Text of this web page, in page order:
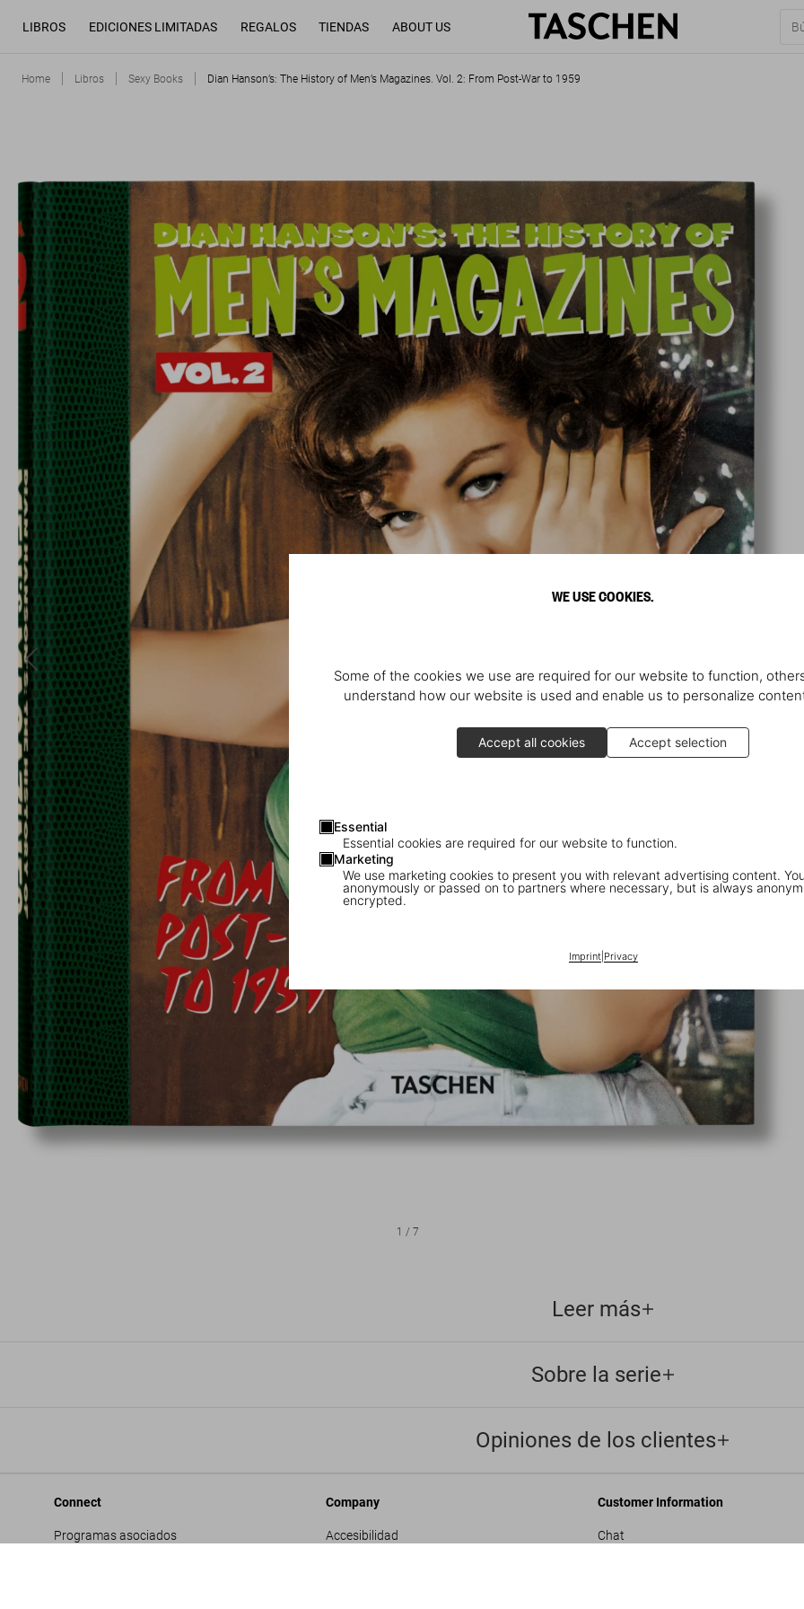
WE USE COOKIES.
Some of the cookies we use are required for our website to function,
understand how our website is used and enable us to personalize
Accept all cookies Accept selection
Essential
Essential cookies are required for our website to function.
Marketing
We use marketing cookies to present you with relevant advertising content.
anonymously or passed on to partners where necessary, but is always
encrypted.
Imprint| Privacy
LIBROS EDICIONES LIMITADAS REGALOS TIENDAS ABOUT US
Home Libros Sexy Books Dian Hanson’s: The History of Men’s Magazines. Vol. 2: From Post-War to 1959
1 /7
Leer más
Sobre la serie
Opiniones de los clientes
Connect
Programas asociados
Company
Accesibilidad
Customer Information
Chat